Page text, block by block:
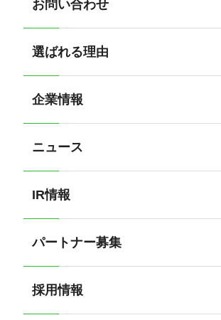
お問い合わせ
選ばれる理由
企業情報
ニュース
IR情報
パートナー募集
採用情報